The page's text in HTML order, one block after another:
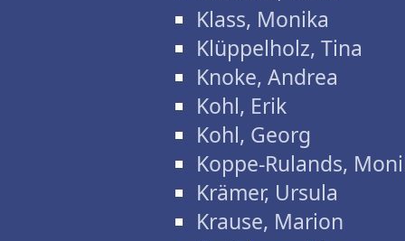
Klass, Monika
Klüppelholz, Tina
Knoke, Andrea
Kohl, Erik
Kohl, Georg
Koppe-Rulands,
Krämer, Ursula
Krause, Marion